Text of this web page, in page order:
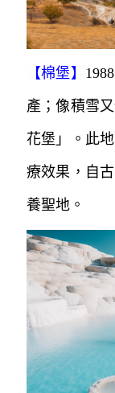
【棉堡】
產；像積雪
花堡」。 此
療效果，自
養聖地。